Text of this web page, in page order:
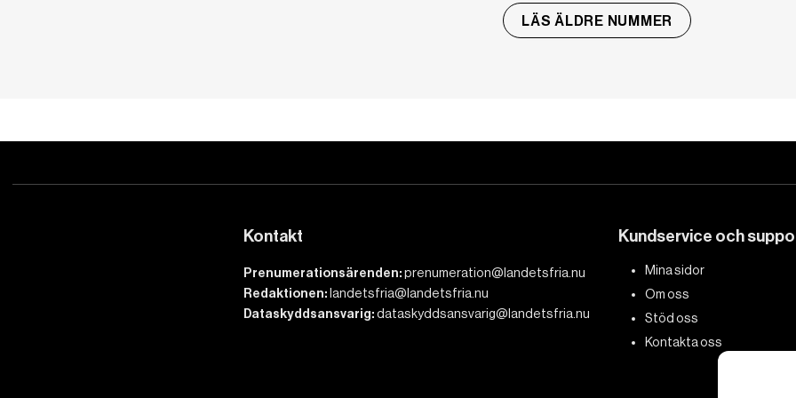
LÄS ÄLDRE NUMMER
Kontakt
Prenumerationsärenden:prenumeration@landetsfria.nu
Redaktionen: landetsfria@landetsfria.nu
Dataskyddsansvarig:dataskyddsansvarig@landetsfria.nu
Kundservice och
Mina sidor
Om oss
Stöd oss
Kontakta oss